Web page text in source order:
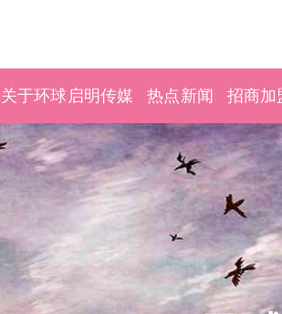
关于环球启明传媒 热点新闻 招商加